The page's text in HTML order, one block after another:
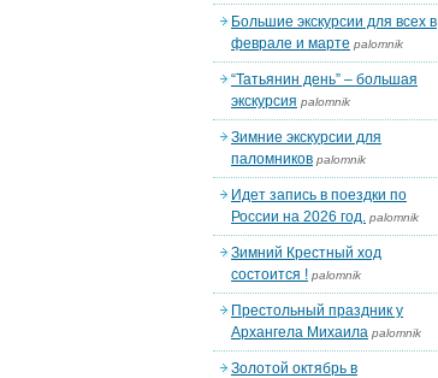
Большие экскурсии для всех в
феврале и марте palomnik
“Татьянин день” – большая
экскурсия palomnik
Зимние экскурсии для
паломников palomnik
Идет запись в поездки по
России на 2026 год. palomnik
Зимний Крестный ход
состоится ! palomnik
Престольный праздник у
Архангела Михаила palomnik
Золотой октябрь в